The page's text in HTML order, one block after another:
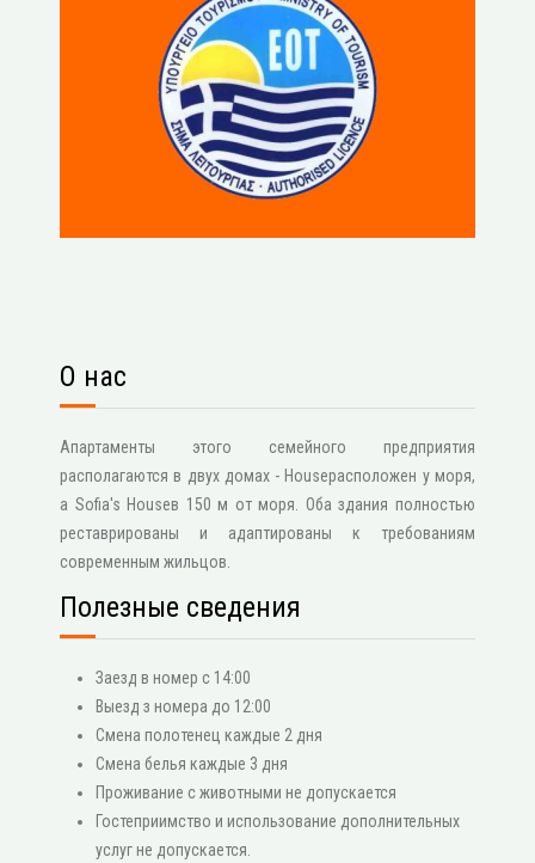
О нас
Апартаменты этого семейного предприятия
располагаются в двух домах - Houseрасположен у моря,
а Sofia's Houseв 150 м от моря. Оба здания полностью
реставрированы и адаптированы к требованиям
современным жильцов.
Полезные сведения
Заезд в номер с 14:00
Выезд з номера до 12:00
Смена полотенец каждые 2 дня
Смена белья каждые 3 дня
Проживание с животными не допускается
Гостеприимство и использование дополнительных
услуг не допускается.